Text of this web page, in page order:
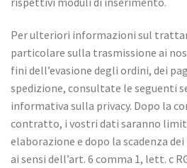
Per ulteriori informazioni sul
particolare sulla trasmissione ai
fini dell’evasione degli ordini, dei
spedizione, consultate le seguenti
informativa sulla privacy. Dopo la
contratto, i vostri dati saranno
elaborazione e dopo la scadenza
ai sensi dell’art. 6 comma 1, lett. c